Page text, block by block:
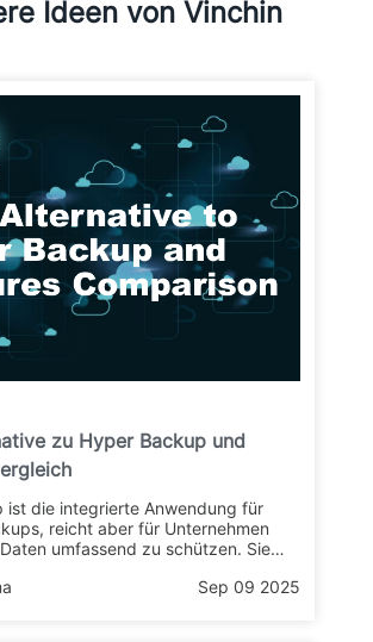
Ideen von Vinchin
zu Hyper Backup und
ist die integrierte Anwendung für
reicht aber für Unternehmen
umfassend zu schützen. Sie
dazu nutzen, um Ihre Daten
Sep 09 2025